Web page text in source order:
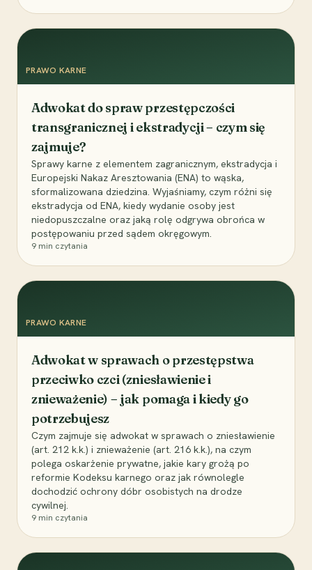
PRAWO KARNE
Adwokat do spraw przestępczości
transgranicznej i ekstradycji – czym się
zajmuje?
Sprawy karne z elementem zagranicznym, ekstradycja i
Europejski Nakaz Aresztowania (ENA) to wąska,
sformalizowana dziedzina. Wyjaśniamy, czym różni się
ekstradycja od ENA, kiedy wydanie osoby jest
niedopuszczalne oraz jaką rolę odgrywa obrońca w
postępowaniu przed sądem okręgowym.
9 min czytania
PRAWO KARNE
Adwokat w sprawach o przestępstwa
przeciwko czci (zniesławienie i
znieważenie) – jak pomaga i kiedy go
potrzebujesz
Czym zajmuje się adwokat w sprawach o zniesławienie
(art. 212 k.k.) i znieważenie (art. 216 k.k.), na czym
polega oskarżenie prywatne, jakie kary grożą po
reformie Kodeksu karnego oraz jak równolegle
dochodzić ochrony dóbr osobistych na drodze
cywilnej.
9 min czytania